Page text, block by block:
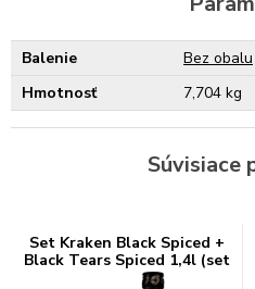
Balenie
Bez obalu
Hmotnosť
7,704 kg
Súvisiace
Set Kraken Black Spiced +
Black Tears Spiced 1,4l (set
1 x 0.7 l, 1 x 0.7 l)